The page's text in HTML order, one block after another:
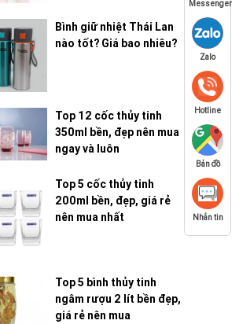
Bình giữ nhiệt Thái Lan
nào tốt? Giá bao nhiêu?
Top 12 cốc thủy tinh
350ml bền, đẹp nên mua
ngay và luôn
Top 5 cốc thủy tinh
200ml bền, đẹp, giá rẻ
nên mua nhất
Top 5 bình thủy tinh
ngâm rượu 2 lít bền đẹp,
giá rẻ nên mua
Messenger
Zalo
Hotline
Bản đồ
Nhắn tin